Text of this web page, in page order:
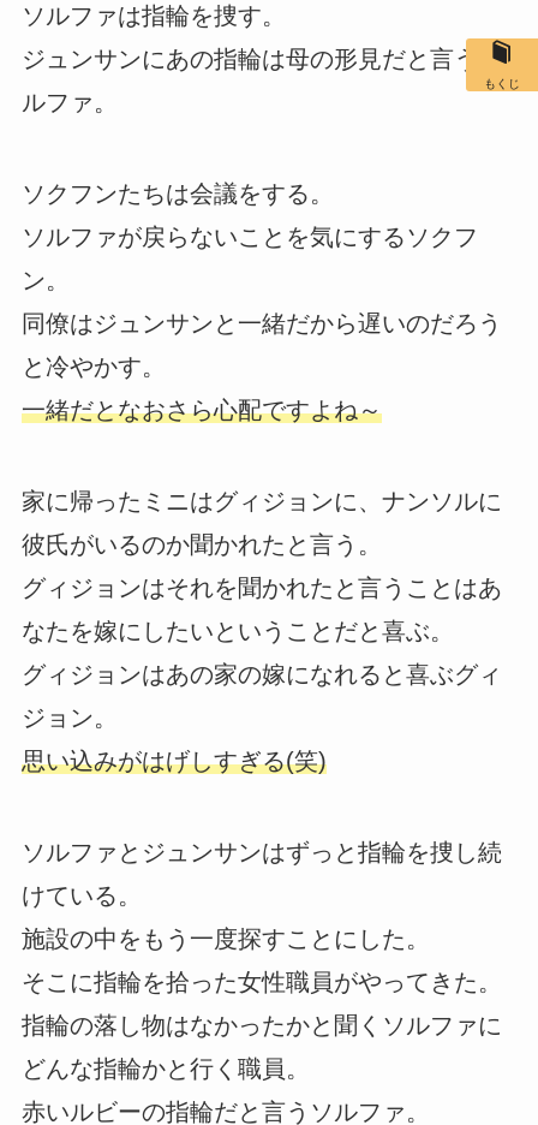
ソルファは指輪を捜す。
ジュンサンにあの指輪は母の形見だと言うソ
ルファ。
ソクフンたちは会議をする。
ソルファが戻らないことを気にするソクフ
ン。
同僚はジュンサンと一緒だから遅いのだろう
と冷やかす。
一緒だとなおさら心配ですよね～
家に帰ったミニはグィジョンに、ナンソルに
彼氏がいるのか聞かれたと言う。
グィジョンはそれを聞かれたと言うことはあ
なたを嫁にしたいということだと喜ぶ。
グィジョンはあの家の嫁になれると喜ぶグィ
ジョン。
思い込みがはげしすぎる(笑)
ソルファとジュンサンはずっと指輪を捜し続
けている。
施設の中をもう一度探すことにした。
そこに指輪を拾った女性職員がやってきた。
指輪の落し物はなかったかと聞くソルファに
どんな指輪かと行く職員。
赤いルビーの指輪だと言うソルファ。
もくじ